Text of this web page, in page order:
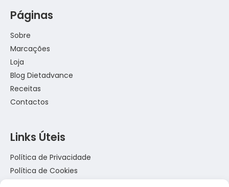
Páginas
Sobre
Marcações
Loja
Blog Dietadvance
Receitas
Contactos
Links Úteis
Política de Privacidade
Política de Cookies